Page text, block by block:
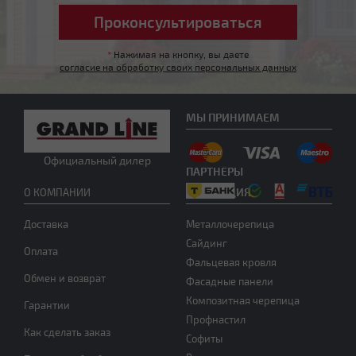
* Нажимая на кнопку, вы даете
согласие на обработку своих персональных данных
Официальный дилер
О КОМПАНИИ
Доставка
Оплата
Обмен и возврат
Гарантии
Как сделать заказ
ПРОДУКЦИЯ
Металлочерепица
Сайдинг
Фальцевая кровля
Фасадные панели
Композитная черепица
Профнастил
Софиты
МЫ ПРИНИМАЕМ
ПАРТНЕРЫ
Четырехскатная вальмовая
Четырехскатная шатровая
Мансардная ломаная